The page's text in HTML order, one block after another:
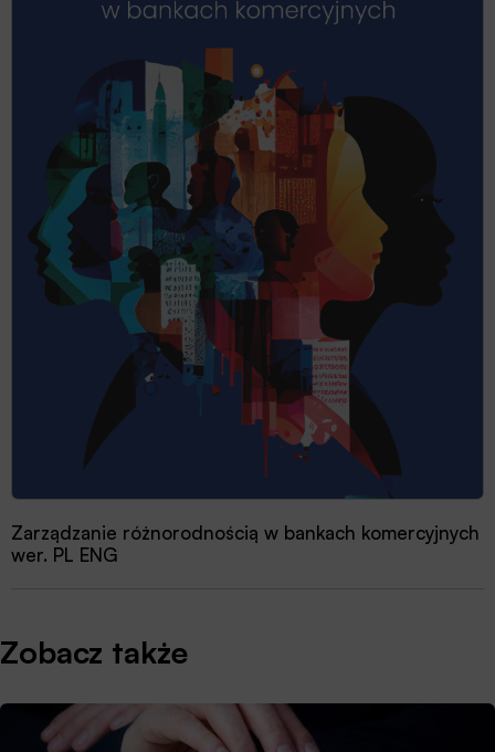
Zarządzanie różnorodnością w bankach komercyjnych
wer. PL ENG
Zobacz także